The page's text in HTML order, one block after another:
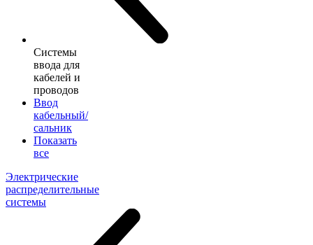
Системы
ввода для
кабелей и
проводов
Ввод
кабельный/
сальник
Показать
все
Электрические
распределительные
системы